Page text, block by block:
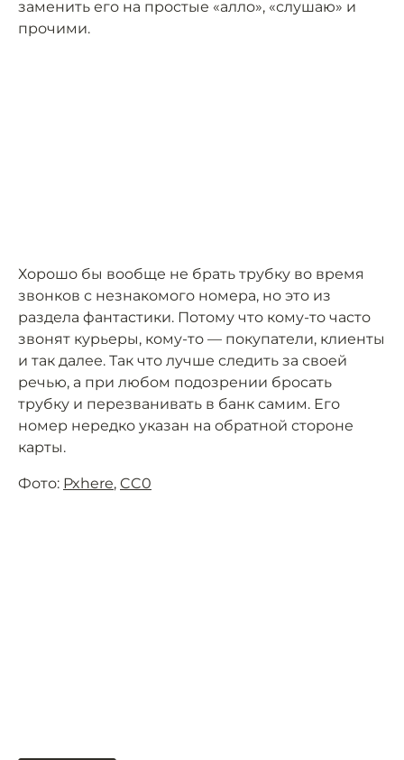
заменить его на простые «алло», «слушаю» и
прочими.
Хорошо бы вообще не брать трубку во время
звонков с незнакомого номера, но это из
раздела фантастики. Потому что кому-то часто
звонят курьеры, кому-то — покупатели, клиенты
и так далее. Так что лучше следить за своей
речью, а при любом подозрении бросать
трубку и перезванивать в банк самим. Его
номер нередко указан на обратной стороне
карты.
Фото: Pxhere, CC0